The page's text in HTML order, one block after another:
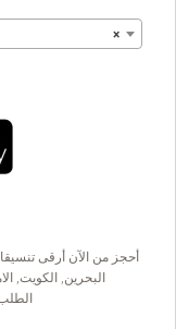
×
أحجز من الآن أرقى
البحرين, الكويت,
الطلب